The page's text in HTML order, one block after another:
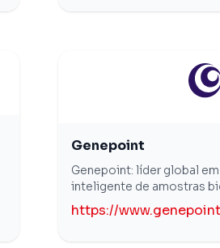
Genepoint
Genepoint: líder global
inteligente de amostras
https://